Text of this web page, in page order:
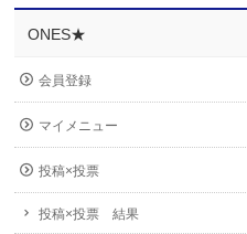
ONES★
会員登録
マイメニュー
投稿×投票
投稿×投票 結果